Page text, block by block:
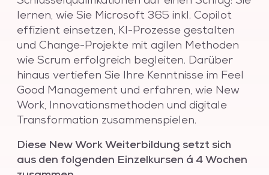
lernen, wie Sie Microsoft 365 inkl. Copilot
effizient einsetzen, KI-Prozesse gestalten
und Change-Projekte mit agilen Methoden
wie Scrum erfolgreich begleiten. Darüber
hinaus vertiefen Sie Ihre Kenntnisse im Feel
Good Management und erfahren, wie New
Work, Innovationsmethoden und digitale
Transformation zusammenspielen.
Diese New Work Weiterbildung setzt sich
aus den folgenden Einzelkursen á 4 Wochen